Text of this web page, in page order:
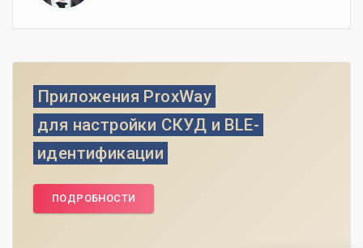
Приложения ProxWay
для настройки СКУД и BLE-
идентификации
ПОДРОБНОСТИ